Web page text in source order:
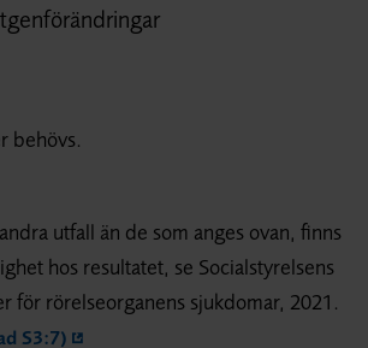
behövs.
utfall än de som anges ovan, finns
hos resultatet, se Socialstyrelsens
för rörelseorganens sjukdomar, 2021.
S3:7)